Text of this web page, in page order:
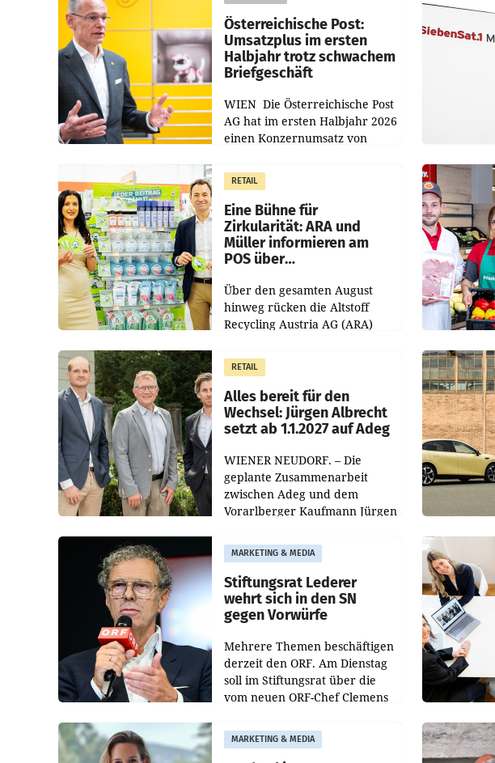
Österreichische Post:
Umsatzplus im ersten
Halbjahr trotz schwachem
Briefgeschäft
WIEN Die Österreichische Post
AG hat im ersten Halbjahr 2026
einen Konzernumsatz von
erwirtschaftet, was einem Plus
von 3,8 Prozent gegenüber
dem Vergleichszeitraum
RETAIL
Eine Bühne für
Zirkularität: ARA und
Müller informieren am
POS über
Über den gesamten August
hinweg rücken die Altstoff
Recycling Austria AG (ARA)
Müller die Initiative „Kreislauf-
Helden“ in allen
österreichischen Müller-Filialen
RETAIL
Alles bereit für den
Wechsel: Jürgen Albrecht
setzt ab 1.1.2027 auf Adeg
WIENER NEUDORF. – Die
geplante Zusammenarbeit
zwischen Adeg und dem
Vorarlberger Kaufmann Jürgen
freigegeben: Die
Bundeswettbewerbsbehörde
und der Bundeskartellanwalt
MARKETING & MEDIA
Stiftungsrat Lederer
wehrt sich in den SN
gegen Vorwürfe
Mehrere Themen beschäftigen
derzeit den ORF. Am Dienstag
soll im Stiftungsrat über die
vom neuen ORF-Chef Clemens
Besetzungen für die
Direktionen abgestimmt
MARKETING & MEDIA